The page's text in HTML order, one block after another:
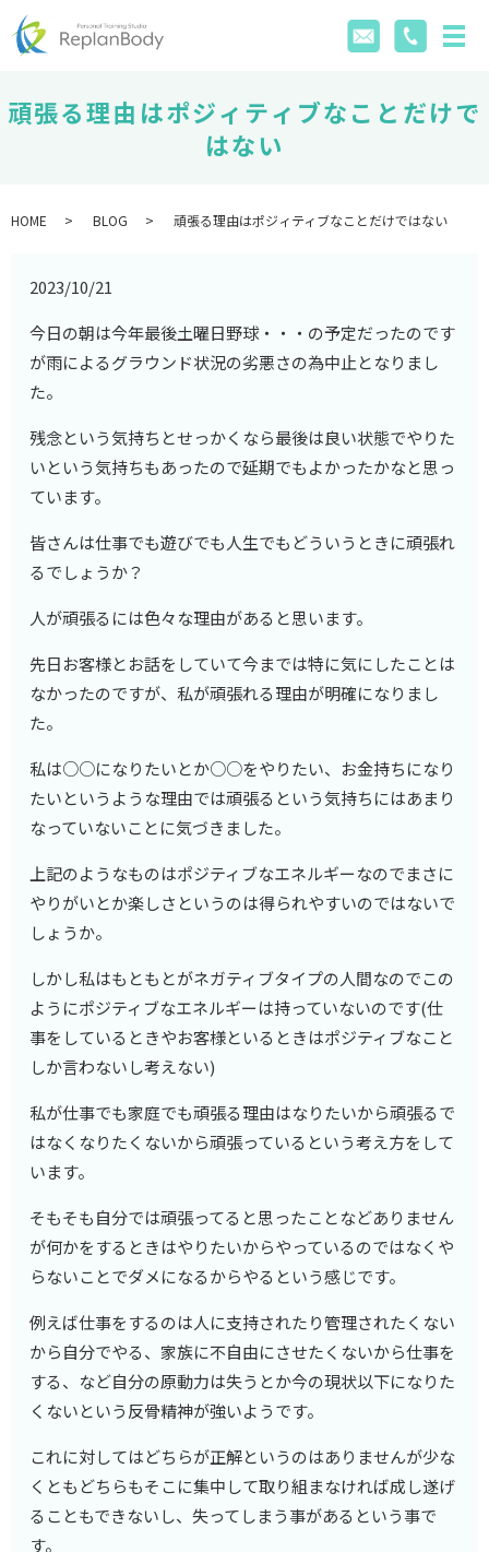
頑張る理由はポジィティブなことだけで
はない
HOME BLOG 頑張る理由はポジィティブなことだけではない
2023/10/21
今日の朝は今年最後土曜日野球・・・の予定だったのです
が雨によるグラウンド状況の劣悪さの為中止となりまし
た。
残念という気持ちとせっかくなら最後は良い状態でやりた
いという気持ちもあったので延期でもよかったかなと思っ
ています。
皆さんは仕事でも遊びでも人生でもどういうときに頑張れ
るでしょうか？
人が頑張るには色々な理由があると思います。
先日お客様とお話をしていて今までは特に気にしたことは
なかったのですが、私が頑張れる理由が明確になりまし
た。
私は○○になりたいとか○○をやりたい、お金持ちになり
たいというような理由では頑張るという気持ちにはあまり
なっていないことに気づきました。
上記のようなものはポジティブなエネルギーなのでまさに
やりがいとか楽しさというのは得られやすいのではないで
しょうか。
しかし私はもともとがネガティブタイプの人間なのでこの
ようにポジティブなエネルギーは持っていないのです(仕
事をしているときやお客様といるときはポジティブなこと
しか言わないし考えない)
私が仕事でも家庭でも頑張る理由はなりたいから頑張るで
はなくなりたくないから頑張っているという考え方をして
います。
そもそも自分では頑張ってると思ったことなどありません
が何かをするときはやりたいからやっているのではなくや
らないことでダメになるからやるという感じです。
例えば仕事をするのは人に支持されたり管理されたくない
から自分でやる、家族に不自由にさせたくないから仕事を
する、など自分の原動力は失うとか今の現状以下になりた
くないという反骨精神が強いようです。
これに対してはどちらが正解というのはありませんが少な
くともどちらもそこに集中して取り組まなければ成し遂げ
ることもできないし、失ってしまう事があるという事で
す。